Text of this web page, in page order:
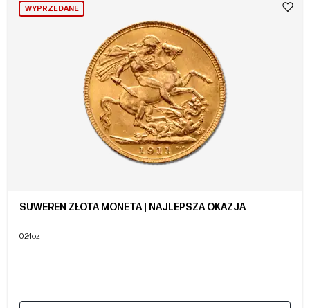
WYPRZEDANE
SUWEREN ZŁOTA MONETA | NAJLEPSZA OKAZJA
0.24oz